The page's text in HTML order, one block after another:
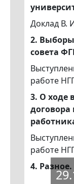
Доклад В.
2. Выборы
совета
работе
3. О ходе
работе
4. Разное.